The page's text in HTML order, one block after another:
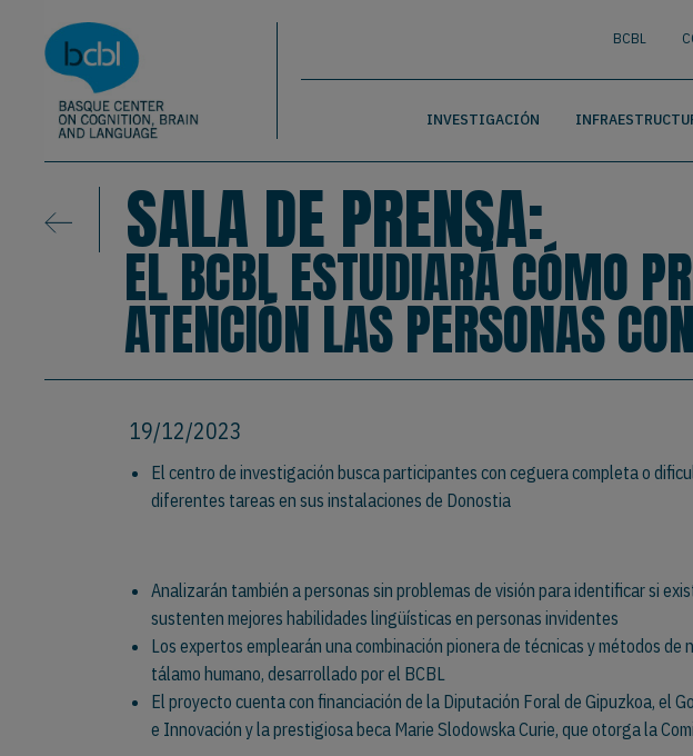
Basque Center on Cognition, Brain & Language
BCBL
INVESTIGACIÓN
SALA DE PRENSA:
EL BCBL ESTUDIARÁ CÓMO
ATENCIÓN LAS PERSONAS
19/12/2023
El centro de investigación busca participantes con ceguera completa o
diferentes tareas en sus instalaciones de Donostia
Analizarán también a personas sin problemas de visión para identificar si
sustenten mejores habilidades lingüísticas en personas invidentes
Los expertos emplearán una combinación pionera de técnicas y métodos de
tálamo humano, desarrollado por el BCBL
El proyecto cuenta con financiación de la Diputación Foral de Gipuzkoa, el
e Innovación y la prestigiosa beca Marie Slodowska Curie, que otorga la